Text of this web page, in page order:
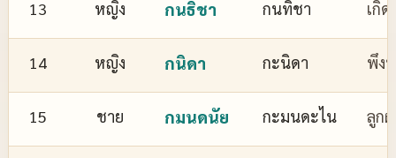
13 หญิง กนธิชา กนทิชา เกิด
14 หญิง กนิดา กะนิดา พึง
15 ชาย กมนดนัย กะมนดะไน ลูก